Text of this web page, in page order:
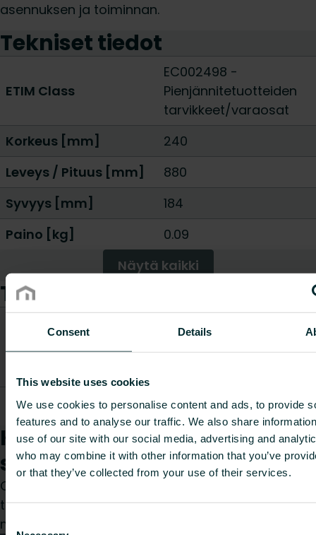
Consent Details
This website uses cookies
We use cookies to personalise content and ads, to provide
features and to analyse our traffic. We also share
use of our site with our social media, advertising and
who may combine it with other information that you’ve
or that they’ve collected from your use of their services.
Consent
asennuksen ja toiminnan.
Tekniset tiedot
ETIM Class
EC002498 -
Pienjännitetuotteiden
tarvikkeet/varaosat
Korkeus [mm]
240
Leveys / Pituus [mm]
880
Syvyys [mm]
184
Paino [kg]
0.09
Näytä kaikki
Tuotteet
Tuotenumero Tuotekuvaus
Paino
[kg]
ekvivalentti
per kg
1613100
IP-protection
for Elrad
0.09 -
Kuinka voimme auttaa
sinua?
Olitpa sitten suunnittelija, asentaja, arkkitehti,
tukkumyyjä tai loppukäyttäjä, valitse kategoria ja
me hoidamme pyyntösi mielellämme.